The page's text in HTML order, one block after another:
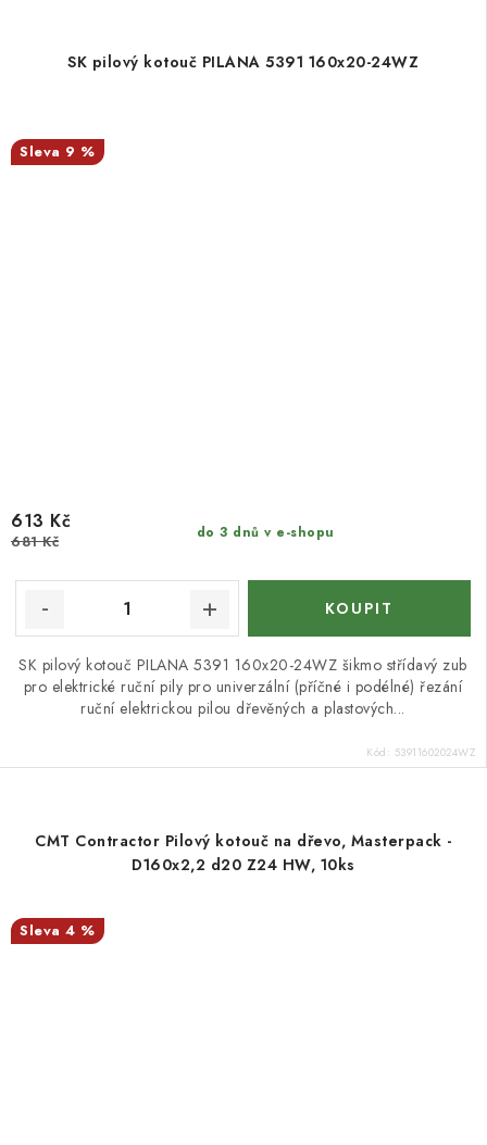
SK pilový kotouč PILANA 5391 160x20-24WZ
9 %
do 3 dnů v e-shopu
613 Kč
681 Kč
SK pilový kotouč PILANA 5391 160x20-24WZ šikmo střídavý zub
pro elektrické ruční pily pro univerzální (příčné i podélné) řezání
ruční elektrickou pilou dřevěných a plastových...
Kód: 53911602024WZ
CMT Contractor Pilový kotouč na dřevo, Masterpack -
D160x2,2 d20 Z24 HW, 10ks
4 %